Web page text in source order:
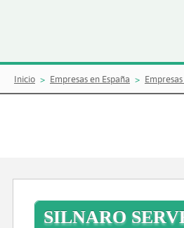
Inicio Empresas en España
SILNARO